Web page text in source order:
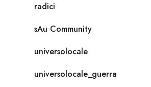
radici
sAu Community
universolocale
universolocale_guerra